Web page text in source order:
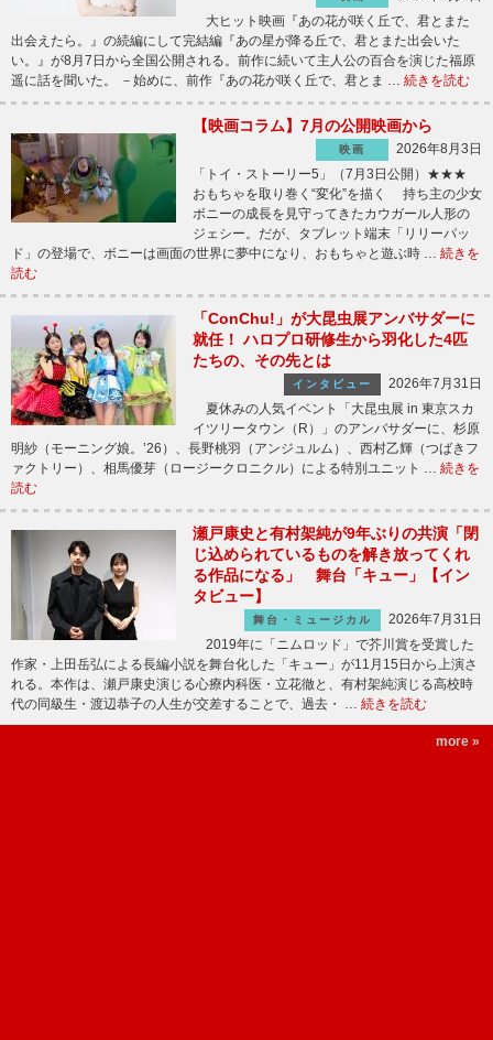
大ヒット映画『あの花が咲く丘で、君とまた
出会えたら。』の続編にして完結編『あの星が降る丘で、君とまた出会いた
い。』が8月7日から全国公開される。前作に続いて主人公の百合を演じた福原
遥に話を聞いた。 －始めに、前作『あの花が咲く丘で、君とま … 続きを読む
【映画コラム】7月の公開映画から
映画
2026年8月3日
「トイ・ストーリー5」（7月3日公開）★★★
おもちゃを取り巻く“変化”を描く 持ち主の少女
ボニーの成長を見守ってきたカウガール人形の
ジェシー。だが、タブレット端末「リリーパッ
ド」の登場で、ボニーは画面の世界に夢中になり、おもちゃと遊ぶ時 … 続きを
読む
「ConChu!」が大昆虫展アンバサダーに
就任！ ハロプロ研修生から羽化した4匹
たちの、その先とは
インタビュー
2026年7月31日
夏休みの人気イベント「大昆虫展 in 東京スカ
イツリータウン（R）」のアンバサダーに、杉原
明紗（モーニング娘。’26）、長野桃羽（アンジュルム）、西村乙輝（つばきフ
ァクトリー）、相馬優芽（ロージークロニクル）による特別ユニット … 続きを
読む
瀬戸康史と有村架純が9年ぶりの共演「閉
じ込められているものを解き放ってくれ
る作品になる」 舞台「キュー」【イン
タビュー】
舞台・ミュージカル
2026年7月31日
2019年に「ニムロッド」で芥川賞を受賞した
作家・上田岳弘による長編小説を舞台化した「キュー」が11月15日から上演さ
れる。本作は、瀬戸康史演じる心療内科医・立花徹と、有村架純演じる高校時
代の同級生・渡辺恭子の人生が交差することで、過去・ … 続きを読む
more »